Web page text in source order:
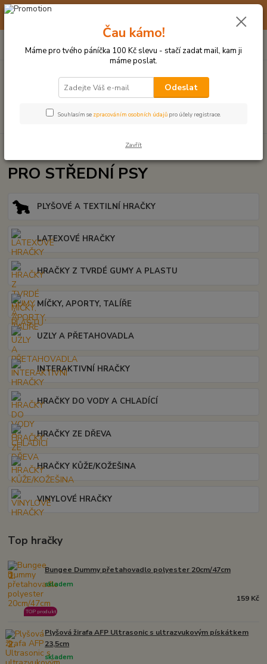
☀️ 10. - 14. SRPNA 2026 MÁME DOVOLENOU ☀️ OBJEDNÁVKY
Hledat
po–pá: 9–17 hod.
za0 Kč
PRO STŘEDNÍ PSY
PLYŠOVÉ A TEXTILNÍ HRAČKY
LATEXOVÉ HRAČKY
HRAČKY Z TVRDÉ GUMY A PLASTU
MÍČKY, APORTY, TALÍŘE
UZLY A PŘETAHOVADLA
INTERAKTIVNÍ HRAČKY
HRAČKY DO VODY A CHLADÍCÍ
HRAČKY ZE DŘEVA
HRAČKY KŮŽE/KOŽEŠINA
VINYLOVÉ HRAČKY
Top hračky
1. Bungee Dummy přetahovadlo polyester 20cm/47cm
skladem
TOP produkt
159 Kč
2.
Plyšová žirafa AFP Ultrasonic s ultrazvukovým pískátkem
23,5cm
skladem
Čau kámo!
Máme pro tvého páníčka 100 Kč slevu - stačí zadat mail, kam ji
máme poslat.
Odeslat
Souhlasím se zpracováním osobních údajů pro účely registrace.
Zavřít